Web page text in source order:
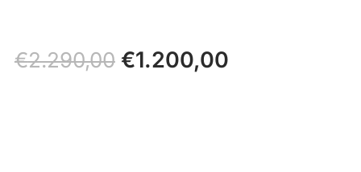
€2.290,00 Il
€1.200,00Il